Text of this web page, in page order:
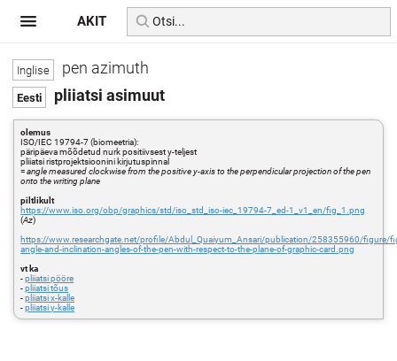
pen azimuth
pliiatsi asimuut
olemus
ISO/IEC 19794-7 (biomeetria):
päripäeva mõõdetud nurk positiivsest y-teljest
pliiatsi ristprojektsioonini kirjutuspinnal
=angle measured clockwise from the positive y-axis to the perpendicular projection of the pen
onto the writing plane
piltlikult
https://www.iso.org/obp/graphics/std/iso_std_iso-iec_19794-7_ed-1_v1_en/fig_1.png
(Az)
https://www.researchgate.net/profile/Abdul_Quaiyum_Ansari/publication/258355960/
angle-and-inclination-angles-of-the-pen-with-respect-to-the-plane-of-graphic-card.png
vt ka
-pliiatsi pööre
-pliiatsi tõus
-pliiatsi x-kalle
-pliiatsi y-kalle
AKIT